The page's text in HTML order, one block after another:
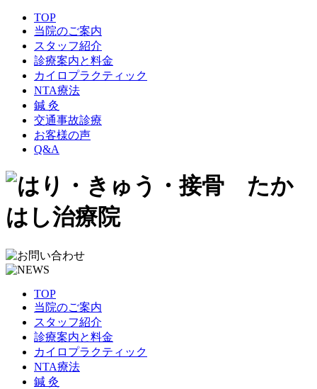
TOP
当院のご案内
スタッフ紹介
診療案内と料金
カイロプラクティック
NTA療法
鍼 灸
交通事故診療
お客様の声
Q&A
TOP
当院のご案内
スタッフ紹介
診療案内と料金
カイロプラクティック
NTA療法
鍼 灸